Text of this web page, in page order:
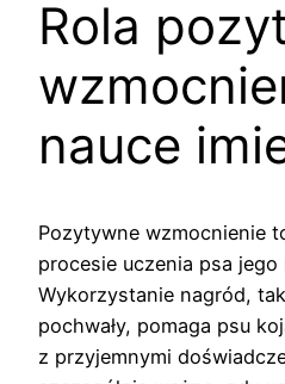
Rola
nauce
Pozytywne wzmocnienie
procesie uczenia psa
Wykorzystanie nagród,
pochwały, pomaga psu
z przyjemnymi